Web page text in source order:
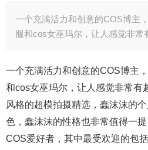
一个充满活力和创意的COS博主
服和cos女巫玛尔，让人感觉非
一个充满活力和创意的COS博主
和cos女巫玛尔，让人感觉非常有
风格的超模拍摄精选，蠢沫沫的
色，蠢沫沫的性格也非常值得一
COS爱好者，其中最受欢迎的包